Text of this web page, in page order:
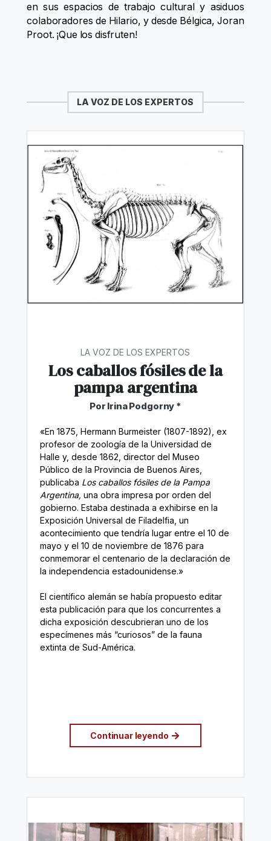
en sus espacios de trabajo cultural y asiduos
colaboradores de Hilario, y desde Bélgica, Joran
Proot. ¡Que los disfruten!
LA VOZ DE LOS EXPERTOS
LA VOZ DE LOS EXPERTOS
Los caballos fósiles de la
pampa argentina
Por Irina Podgorny *
«En 1875, Hermann Burmeister (1807-1892), ex
profesor de zoología de la Universidad de
Halle y, desde 1862, director del Museo
Público de la Provincia de Buenos Aires,
publicaba Los caballos fósiles de la Pampa
Argentina,una obra impresa por orden del
gobierno. Estaba destinada a exhibirse en la
Exposición Universal de Filadelfia, un
acontecimiento que tendría lugar entre el 10 de
mayo y el 10 de noviembre de 1876 para
conmemorar el centenario de la declaración de
la independencia estadounidense.»
El científico alemán se había propuesto editar
esta publicación para que los concurrentes a
dicha exposición descubrieran uno de los
especímenes más “curiosos” de la fauna
extinta de Sud-América.
Continuar leyendo